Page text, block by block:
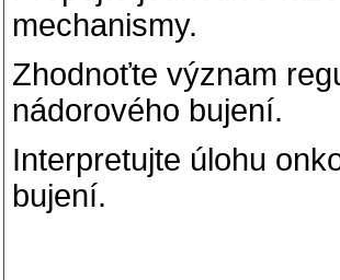
mechanismy.
Zhodnoťte význam
nádorového bujení.
Interpretujte úlohu
bujení.